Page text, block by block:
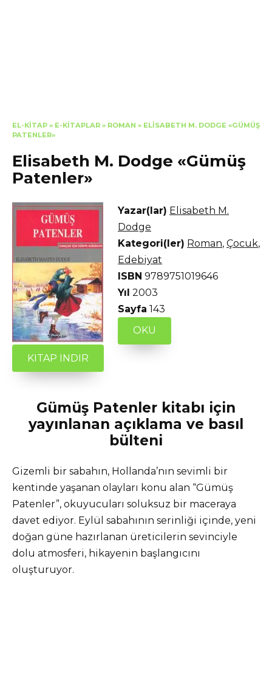
EL-KITAP » E-KITAPLAR » ROMAN » ELISABETH M. DODGE «GÜMÜŞ
PATENLER»
Elisabeth M. Dodge «Gümüş
Patenler»
Yazar(lar) Elisabeth M.
Dodge
Kategori(ler) Roman, Çocuk,
Edebiyat
ISBN 9789751019646
Yıl 2003
Sayfa 143
OKU
KITAP INDIR
Gümüş Patenler kitabı için
yayınlanan açıklama ve basıl
bülteni
Gizemli bir sabahın, Hollanda’nın sevimli bir
kentinde yaşanan olayları konu alan “Gümüş
Patenler”, okuyucuları soluksuz bir maceraya
davet ediyor. Eylül sabahının serinliği içinde, yeni
doğan güne hazırlanan üreticilerin sevinciyle
dolu atmosferi, hikayenin başlangıcını
oluşturuyor.